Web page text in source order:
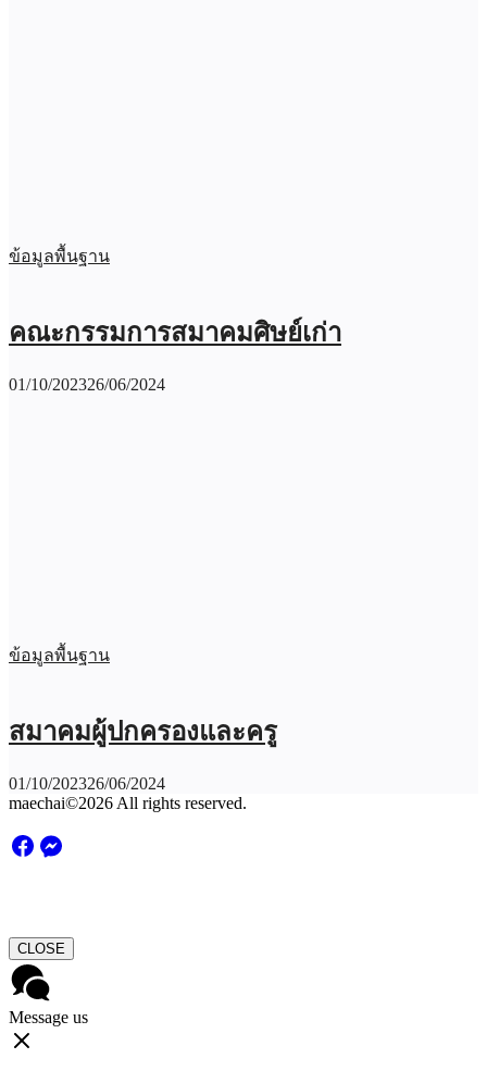
ข้อมูลพื้นฐาน
คณะกรรมการสมาคมศิษย์เก่า
01/10/202326/06/2024
ข้อมูลพื้นฐาน
สมาคมผู้ปกครองและครู
01/10/202326/06/2024
maechai©2026 All rights reserved.
CLOSE
Message us